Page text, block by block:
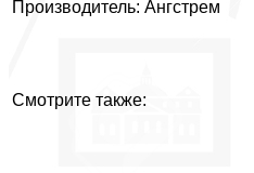
Производитель: Ангстрем
Смотрите также: